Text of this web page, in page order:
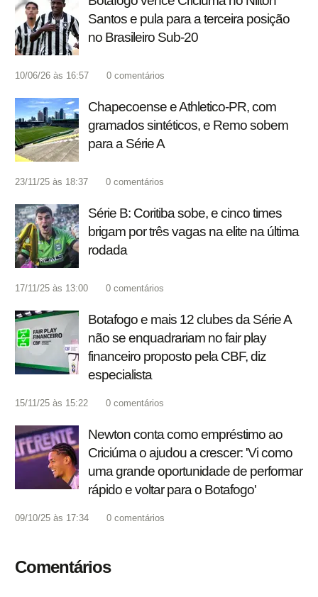
Santos e pula para a terceira posição
no Brasileiro Sub-20
10/06/26 às 16:57 0 comentários
Chapecoense e Athletico-PR, com
gramados sintéticos, e Remo sobem
para a Série A
23/11/25 às 18:37 0 comentários
Série B: Coritiba sobe, e cinco times
brigam por três vagas na elite na última
rodada
17/11/25 às 13:00 0 comentários
Botafogo e mais 12 clubes da Série A
não se enquadrariam no fair play
financeiro proposto pela CBF, diz
especialista
15/11/25 às 15:22 0 comentários
Newton conta como empréstimo ao
Criciúma o ajudou a crescer: 'Vi como
uma grande oportunidade de performar
rápido e voltar para o Botafogo'
09/10/25 às 17:34 0 comentários
Comentários